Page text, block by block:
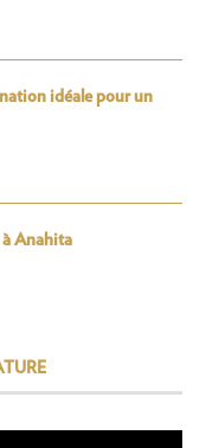
idéale pour un
à Anahita